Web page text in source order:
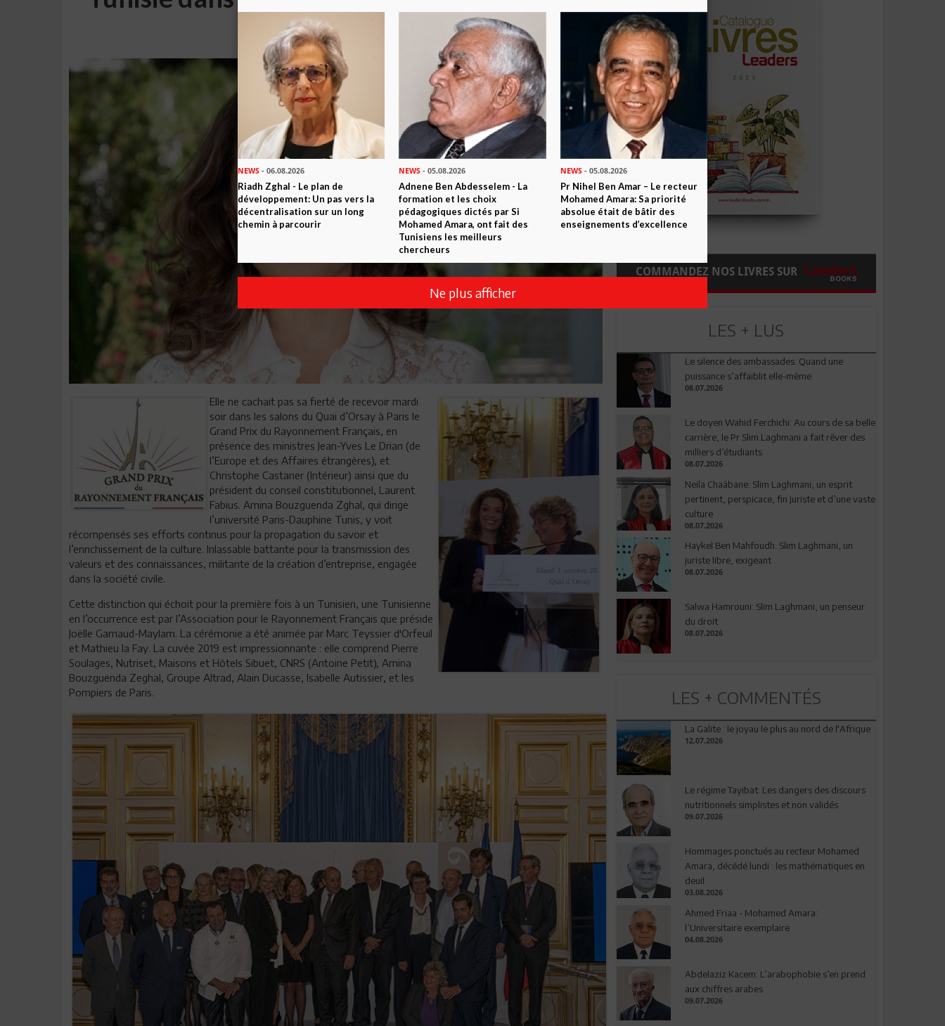
(Album Photos)
Elle ne cachait pas sa fierté de recevoir mardi
soir dans les salons du Quai d’Orsay à Paris le
Grand Prix du Rayonnement Français, en
présence des ministres Jean-Yves Le Drian (de
l’Europe et des Affaires étrangères), et
Christophe Castaner (Intérieur) ainsi que du
président du conseil constitutionnel, Laurent
Fabius. Amina Bouzguenda Zghal, qui dirige
l’université Paris-Dauphine Tunis, y voit
récompensés ses efforts continus pour la propagation du savoir et
l’enrichissement de la culture. Inlassable battante pour la transmission des
valeurs et des connaissances, militante de la création d’entreprise, engagée
dans la société civile.
Cette distinction qui échoit pour la première fois à un Tunisien, une Tunisienne
en l’occurrence est par l’Association pour le Rayonnement Français que préside
Joëlle Garriaud-Maylam. La cérémonie a été animée par Marc Teyssier d'Orfeuil
et Mathieu la Fay. La cuvée 2019 est impressionnante : elle comprend Pierre
Soulages, Nutriset, Maisons et Hôtels Sibuet, CNRS (Antoine Petit), Amina
Bouzguenda Zeghal, Groupe Altrad, Alain Ducasse, Isabelle Autissier, et les
Pompiers de Paris.
COMMANDEZ NOS LIVRES SUR
LES + LUS
Le silence des ambassades: Quand une
puissance s’affaiblit elle-même
08.07.2026
Le doyen Wahid Ferchichi: Au cours de sa belle
carrière, le Pr Slim Laghmani a fait rêver des
milliers d’étudiants
08.07.2026
Neila Chaâbane: Slim Laghmani, un esprit
pertinent, perspicace, fin juriste et d’une vaste
culture
08.07.2026
Haykel Ben Mahfoudh: Slim Laghmani, un
juriste libre, exigeant
08.07.2026
Salwa Hamrouni: Slim Laghmani, un penseur
du droit
08.07.2026
LES + COMMENTÉS
La Galite : le joyau le plus au nord de l'Afrique
12.07.2026
Le régime Tayibat: Les dangers des discours
nutritionnels simplistes et non validés
09.07.2026
Hommages ponctués au recteur Mohamed
Amara, décédé lundi : les mathématiques en
deuil
03.08.2026
Ahmed Friaa - Mohamed Amara:
l’Universitaire exemplaire
04.08.2026
Abdelaziz Kacem: L’arabophobie s’en prend
aux chiffres arabes
09.07.2026
NEWS - 06.08.2026
Riadh Zghal - Le plan de
développement: Un pas vers la
décentralisation sur un long
chemin à parcourir
NEWS - 05.08.2026
Adnene Ben Abdesselem - La
formation et les choix
pédagogiques dictés par Si
Mohamed Amara, ont fait des
Tunisiens les meilleurs
chercheurs
NEWS- 05.08.2026
Pr Nihel Ben Amar – Le recteur
Mohamed Amara: Sa priorité
absolue était de bâtir des
enseignements d’excellence
Ne plus afficher